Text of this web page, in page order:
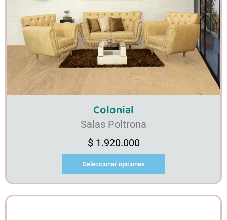
Colonial
Salas Poltrona
$1.920.000
Seleccionar opciones